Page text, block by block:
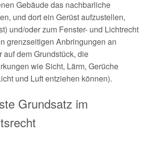
Gebäude das nachbarliche
und dort ein Gerüst aufzustellen,
und/oder zum Fenster- und Lichtrecht
grenzseitigen Anbringungen an
dem Grundstück, die
wie Sicht, Lärm, Gerüche
und Luft entziehen können).
Grundsatz im